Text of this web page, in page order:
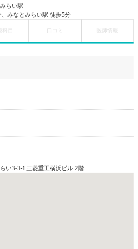
らい駅
みなとみらい駅 徒歩5分
目 口コミ 医師情報
い3-3-1 三菱重工横浜ビル 2階